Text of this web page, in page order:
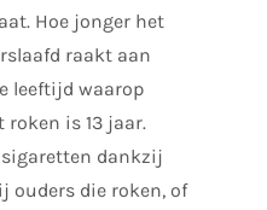
Hoe jonger het
raakt aan
leeftijd waarop
is 13 jaar.
dankzij
ouders die roken, of